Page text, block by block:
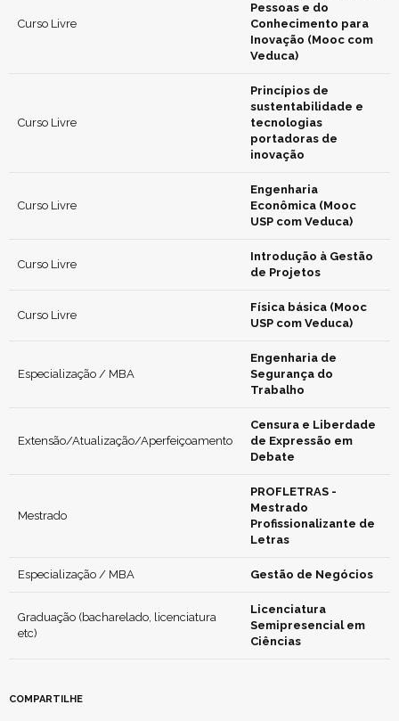
Curso Livre
Pessoas e do
Conhecimento para
Inovação (Mooc com
Veduca)
Curso Livre
Princípios de
sustentabilidade e
tecnologias
portadoras de
inovação
Curso Livre
Engenharia
Econômica (Mooc
USP com Veduca)
Curso Livre
Introdução à Gestão
de Projetos
Curso Livre
Física básica (Mooc
USP com Veduca)
Especialização / MBA
Engenharia de
Segurança do
Trabalho
Extensão/Atualização/Aperfeiçoamento
Censura e Liberdade
de Expressão em
Debate
Mestrado
PROFLETRAS -
Mestrado
Profissionalizante de
Letras
Especialização / MBA Gestão de Negócios
Graduação (bacharelado, licenciatura
etc)
Licenciatura
Semipresencial em
Ciências
COMPARTILHE